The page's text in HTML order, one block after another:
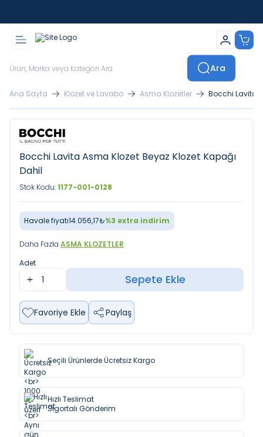
Ara
Ana Sayfa Klozet ve Lavabo Asma Klozetler Bocchi Lavita
Bocchi Lavita Asma Klozet Beyaz Klozet Kapağı
Dahil
Stok Kodu:1177-001-0128
Havale fiyatı14.056,17₺%3 extra indirim
Daha Fazla ASMA KLOZETLER
Adet
Sepete Ekle
Favoriye Ekle Paylaş
Seçili Ürünlerde Ücretsiz Kargo
Hızlı Teslimat
Sigortalı Gönderim